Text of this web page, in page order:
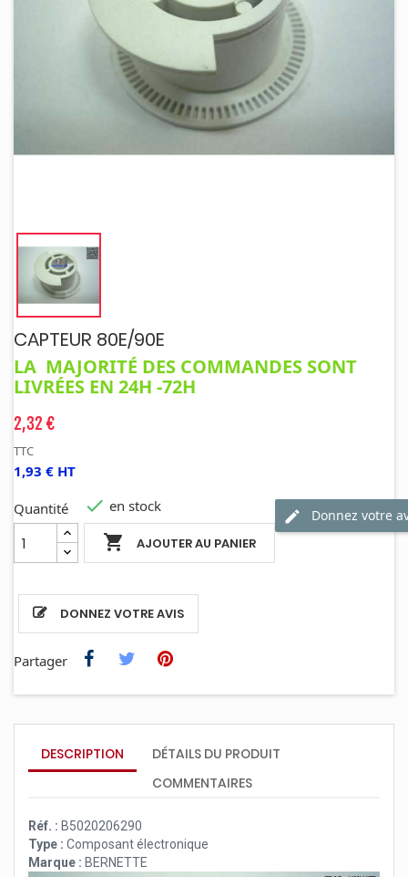
CAPTEUR 80E/90E
LA MAJORITÉ DES COMMANDES SONT
LIVRÉES EN 24H -72H
2,32 €
TTC
1,93 € HT
Quantité
 AJOUTER AU PANIER
 en stock
DONNEZ VOTRE AVIS
Donnez votre
Partager
DESCRIPTION
DÉTAILS DU PRODUIT
COMMENTAIRES
Réf. : B5020206290
Type : Composant électronique
Marque : BERNETTE